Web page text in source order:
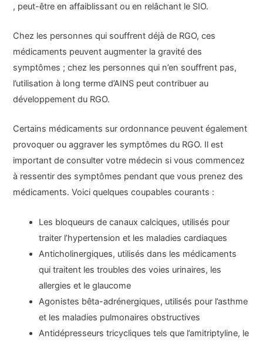
, peut-être en affaiblissant ou en relâchant le SIO.
Chez les personnes qui souffrent déjà de RGO, ces
médicaments peuvent augmenter la gravité des
symptômes ; chez les personnes qui n’en souffrent pas,
l’utilisation à long terme d’AINS peut contribuer au
développement du RGO.
Certains médicaments sur ordonnance peuvent également
provoquer ou aggraver les symptômes du RGO. Il est
important de consulter votre médecin si vous commencez
à ressentir des symptômes pendant que vous prenez des
médicaments. Voici quelques coupables courants :
Les bloqueurs de canaux calciques, utilisés pour
traiter l’hypertension et les maladies cardiaques
Anticholinergiques, utilisés dans les médicaments
qui traitent les troubles des voies urinaires, les
allergies et le glaucome
Agonistes bêta-adrénergiques, utilisés pour l’asthme
et les maladies pulmonaires obstructives
Antidépresseurs tricycliques tels que l’amitriptyline, le